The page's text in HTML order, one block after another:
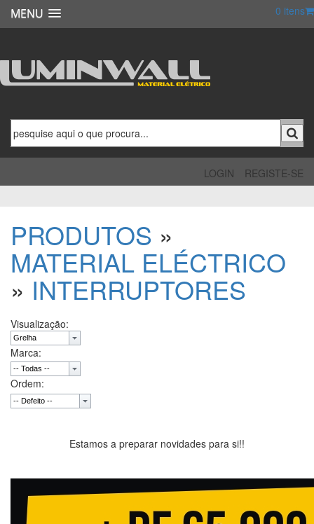
MENU 0 itens
LOGIN REGISTE-SE
PRODUTOS »
MATERIAL ELÉCTRICO
» INTERRUPTORES
Visualização:
Marca:
Ordem:
Estamos a preparar novidades para si!!